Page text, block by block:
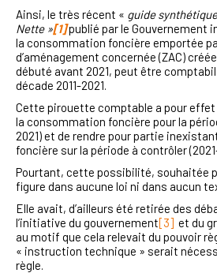
Ainsi, le très récent « guide
Nette »[1]publié par le Gouvernement
la consommation foncière emportée
d’aménagement concernée (ZAC)
débuté avant 2021, peut être
décade 2011-2021.
Cette pirouette comptable a pour effet
la consommation foncière pour la
2021) et de rendre pour partie
foncière sur la période à contrôler
Pourtant, cette possibilité, souhaitée
figure dans aucune loi ni dans aucun
Elle avait, d’ailleurs été retirée des
l’initiative du gouvernement[3] et du
au motif que cela relevait du pouvoir
« instruction technique » serait
règle.